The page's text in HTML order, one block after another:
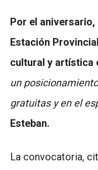
Por el
Estación
cultural y artística
un
gratuitas y en el
Esteban.
La convocatoria,